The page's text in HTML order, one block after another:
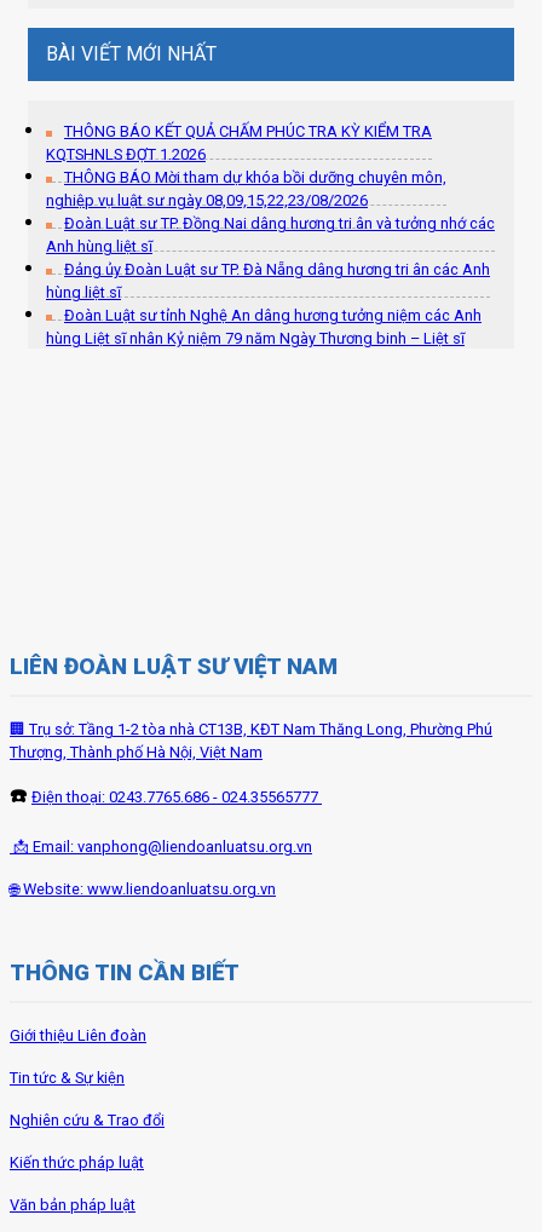
BÀI VIẾT MỚI NHẤT
THÔNG BÁO KẾT QUẢ CHẤM PHÚC TRA KỲ KIỂM TRA
KQTSHNLS ĐỢT 1.2026
THÔNG BÁO Mời tham dự khóa bồi dưỡng chuyên môn,
nghiệp vụ luật sư ngày 08,09,15,22,23/08/2026
Đoàn Luật sư TP. Đồng Nai dâng hương tri ân và tưởng nhớ các
Anh hùng liệt sĩ
Đảng ủy Đoàn Luật sư TP. Đà Nẵng dâng hương tri ân các Anh
hùng liệt sĩ
Đoàn Luật sư tỉnh Nghệ An dâng hương tưởng niệm các Anh
hùng Liệt sĩ nhân Kỷ niệm 79 năm Ngày Thương binh – Liệt sĩ
LIÊN ĐOÀN LUẬT SƯ VIỆT NAM
🏢 Trụ sở: Tầng 1-2 tòa nhà CT13B, KĐT Nam Thăng Long, Phường Phú
Thượng, Thành phố Hà Nội, Việt Nam
☎️ Điện thoại: 0243.7765.686 - 024.35565777
📩 Email: vanphong@liendoanluatsu.org.vn
🌐 Website: www.liendoanluatsu.org.vn
THÔNG TIN CẦN BIẾT
Giới thiệu Liên đoàn
Tin tức & Sự kiện
Nghiên cứu & Trao đổi
Kiến thức pháp luật
Văn bản pháp luật